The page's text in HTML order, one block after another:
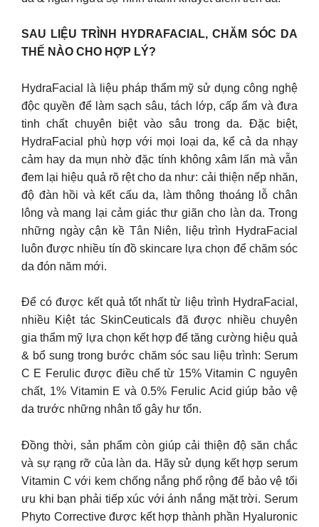
SAU LIỆU TRÌNH HYDRAFACIAL, CHĂM SÓC DA
THẾ NÀO CHO HỢP LÝ?
HydraFacial là liệu pháp thẩm mỹ sử dụng công nghệ
độc quyền để làm sạch sâu, tách lớp, cấp ẩm và đưa
tinh chất chuyên biệt vào sâu trong da. Đặc biệt,
HydraFacial phù hợp với mọi loại da, kể cả da nhạy
cảm hay da mụn nhờ đặc tính không xâm lấn mà vẫn
đem lại hiệu quả rõ rệt cho da như: cải thiện nếp nhăn,
độ đàn hồi và kết cấu da, làm thông thoáng lỗ chân
lông và mang lại cảm giác thư giãn cho làn da. Trong
những ngày cận kề Tân Niên, liệu trình HydraFacial
luôn được nhiều tín đồ skincare lựa chọn để chăm sóc
da đón năm mới.
Để có được kết quả tốt nhất từ liệu trình HydraFacial,
nhiều Kiệt tác SkinCeuticals đã được nhiều chuyên
gia thẩm mỹ lựa chọn kết hợp để tăng cường hiệu quả
& bổ sung trong bước chăm sóc sau liệu trình: Serum
C E Ferulic được điều chế từ 15% Vitamin C nguyên
chất, 1% Vitamin E và 0.5% Ferulic Acid giúp bảo vệ
da trước những nhân tố gây hư tổn.
Đồng thời, sản phẩm còn giúp cải thiện độ săn chắc
và sự rạng rỡ của làn da. Hãy sử dụng kết hợp serum
Vitamin C với kem chống nắng phổ rộng để bảo vệ tối
ưu khi bạn phải tiếp xúc với ánh nắng mặt trời. Serum
Phyto Corrective được kết hợp thành phần Hyaluronic